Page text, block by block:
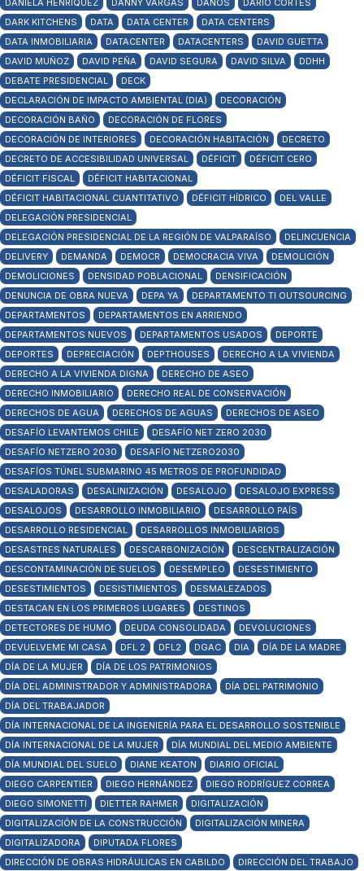
DANIELA HENRÍQUEZ DANNY VARGAS DAÑOS
DARÍO CORTÉS
DARK KITCHENS
DATA DATA CENTER
DATA CENTERS
DATA INMOBILIARIA
DATACENTER DATACENTERS
DAVID GUETTA
DAVID MUÑOZ
DAVID PEÑA DAVID SEGURA DAVID SILVA
DDHH
DEBATE PRESIDENCIAL
DECK
DECLARACIÓN DE IMPACTO AMBIENTAL (DIA)
DECORACIÓN
DECORACIÓN BAÑO
DECORACIÓN DE FLORES
DECORACIÓN DE INTERIORES
DECORACIÓN HABITACIÓN
DECRETO
DECRETO DE ACCESIBILIDAD UNIVERSAL
DÉFICIT
DÉFICIT CERO
DÉFICIT FISCAL
DÉFICIT HABITACIONAL
DÉFICIT HABITACIONAL CUANTITATIVO
DÉFICIT HÍDRICO
DEL VALLE
DELEGACIÓN PRESIDENCIAL
DELEGACIÓN PRESIDENCIAL DE LA REGIÓN DE VALPARAÍSO
DELINCUENCIA
DELIVERY
DEMANDA DEMOCR DEMOCRACIA VIVA
DEMOLICIÓN
DEMOLICIONES
DENSIDAD POBLACIONAL
DENSIFICACIÓN
DENUNCIA DE OBRA NUEVA
DEPA YA
DEPARTAMENTO TI OUTSOURCING
DEPARTAMENTOS
DEPARTAMENTOS EN ARRIENDO
DEPARTAMENTOS NUEVOS
DEPARTAMENTOS USADOS
DEPORTE
DEPORTES
DEPRECIACIÓN DEPTHOUSES
DERECHO A LA VIVIENDA
DERECHO A LA VIVIENDA DIGNA
DERECHO DE ASEO
DERECHO INMOBILIARIO
DERECHO REAL DE CONSERVACIÓN
DERECHOS DE AGUA
DERECHOS DE AGUAS
DERECHOS DE ASEO
DESAFÍO LEVANTEMOS CHILE
DESAFÍO NET ZERO 2030
DESAFÍO NETZERO 2030
DESAFÍO NETZERO2030
DESAFÍOS TÚNEL SUBMARINO 45 METROS DE PROFUNDIDAD
DESALADORAS
DESALINIZACIÓN DESALOJO
DESALOJO EXPRESS
DESALOJOS
DESARROLLO INMOBILIARIO
DESARROLLO PAÍS
DESARROLLO RESIDENCIAL
DESARROLLOS INMOBILIARIOS
DESASTRES NATURALES
DESCARBONIZACIÓN
DESCENTRALIZACIÓN
DESCONTAMINACIÓN DE SUELOS
DESEMPLEO
DESESTIMIENTO
DESESTIMIENTOS
DESISTIMIENTOS
DESMALEZADOS
DESTACAN EN LOS PRIMEROS LUGARES
DESTINOS
DETECTORES DE HUMO
DEUDA CONSOLIDADA
DEVOLUCIONES
DEVUELVEME MI CASA
DFL 2 DFL2 DGAC DIA
DÍA DE LA MADRE
DÍA DE LA MUJER
DÍA DE LOS PATRIMONIOS
DÍA DEL ADMINISTRADOR Y ADMINISTRADORA
DÍA DEL PATRIMONIO
DÍA DEL TRABAJADOR
DÍA INTERNACIONAL DE LA INGENIERÍA PARA EL DESARROLLO SOSTENIBLE
DÍA INTERNACIONAL DE LA MUJER
DÍA MUNDIAL DEL MEDIO AMBIENTE
DÍA MUNDIAL DEL SUELO
DIANE KEATON
DIARIO OFICIAL
DIEGO CARPENTIER
DIEGO HERNÁNDEZ
DIEGO RODRÍGUEZ CORREA
DIEGO SIMONETTI
DIETTER RAHMER
DIGITALIZACIÓN
DIGITALIZACIÓN DE LA CONSTRUCCIÓN
DIGITALIZACIÓN MINERA
DIGITALIZADORA
DIPUTADA FLORES
DIRECCIÓN DE OBRAS HIDRÁULICAS EN CABILDO
DIRECCIÓN DEL TRABAJO